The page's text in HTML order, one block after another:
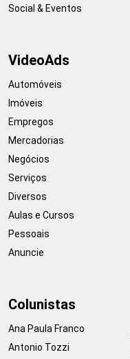
Social & Eventos
VideoAds
Automóveis
Imóveis
Empregos
Mercadorias
Negócios
Serviços
Diversos
Aulas e Cursos
Pessoais
Anuncie
Colunistas
Ana Paula Franco
Antonio Tozzi